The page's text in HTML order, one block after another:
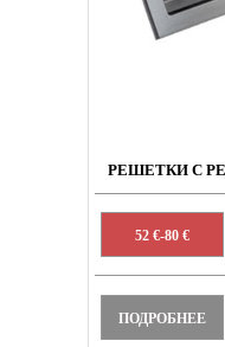
РЕШЕТКИ С
52 €-80 €
ПОДРОБНЕЕ